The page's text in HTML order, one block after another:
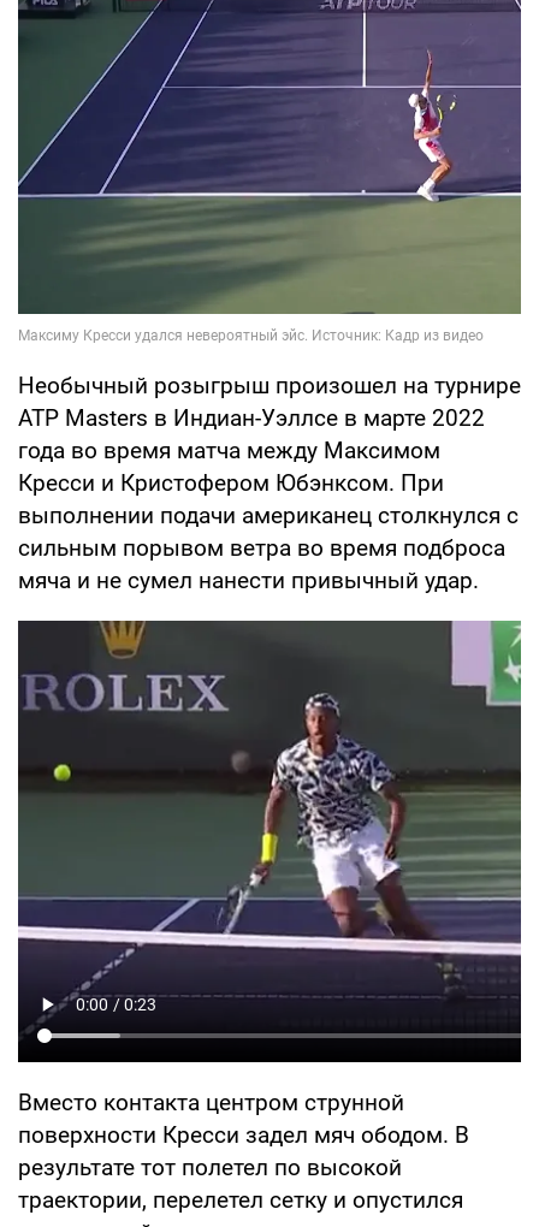
Необычный розыгрыш произошел на турнире
ATP Masters в Индиан-Уэллсе в марте 2022
года во время матча между Максимом
Кресси и Кристофером Юбэнксом. При
выполнении подачи американец столкнулся с
сильным порывом ветра во время подброса
мяча и не сумел нанести привычный удар.
Вместо контакта центром струнной
поверхности Кресси задел мяч ободом. В
результате тот полетел по высокой
траектории, перелетел сетку и опустился